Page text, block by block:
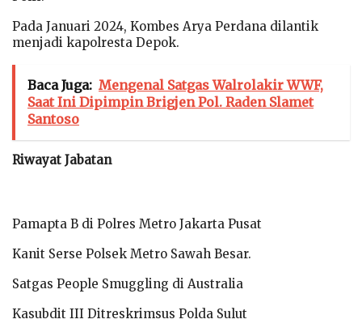
Pada Januari 2024, Kombes Arya Perdana dilantik
menjadi kapolresta Depok.
Baca Juga: Mengenal Satgas Walrolakir WWF,
Saat Ini Dipimpin Brigjen Pol. Raden Slamet
Santoso
Riwayat Jabatan
Pamapta B di Polres Metro Jakarta Pusat
Kanit Serse Polsek Metro Sawah Besar.
Satgas People Smuggling di Australia
Kasubdit III Ditreskrimsus Polda Sulut